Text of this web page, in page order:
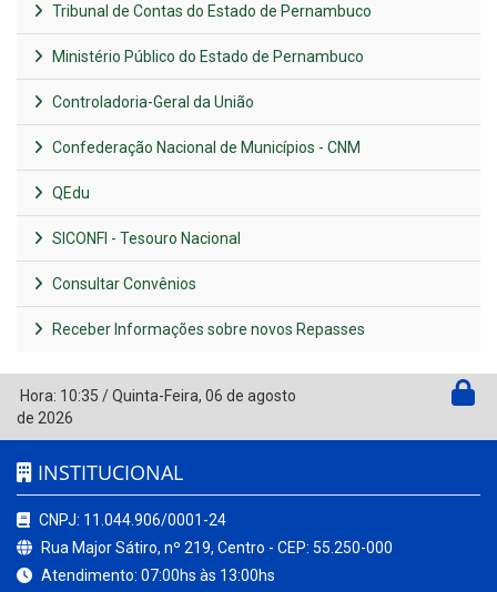
Tribunal de Contas do Estado de Pernambuco
Ministério Público do Estado de Pernambuco
Controladoria-Geral da União
Confederação Nacional de Municípios - CNM
QEdu
SICONFI - Tesouro Nacional
Consultar Convênios
Receber Informações sobre novos Repasses
Hora: 10:35 /Quinta-Feira, 06 de agosto
de 2026
INSTITUCIONAL
CNPJ: 11.044.906/0001-24
Rua Major Sátiro, nº 219, Centro - CEP: 55.250-000
Atendimento: 07:00hs às 13:00hs